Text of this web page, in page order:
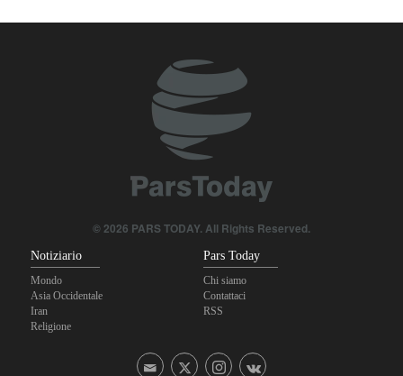
Se non avessimo sacrificato i giapponesi, il futuro del mondo
sarebbe stato pieno di guerre! Immagini selezionate
nell'anniversario del massacro atomico di Hiroshima
© 2026 PARS TODAY. All Rights Reserved.
Notiziario
Mondo
Asia Occidentale
Iran
Religione
Pars Today
Chi siamo
Contattaci
RSS